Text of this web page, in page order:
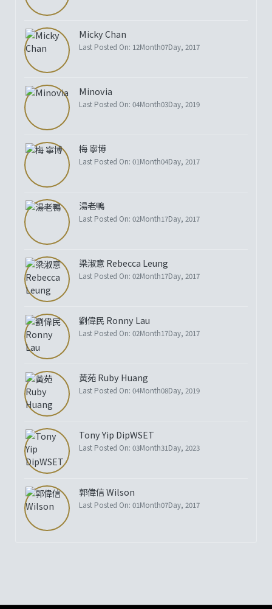
Micky Chan
Last Posted On: 12Month07Day, 2017
Minovia
Last Posted On: 04Month03Day, 2019
梅 寧博
Last Posted On: 01Month04Day, 2017
湯老鴨
Last Posted On: 02Month17Day, 2017
梁淑意 Rebecca Leung
Last Posted On: 02Month17Day, 2017
劉偉民 Ronny Lau
Last Posted On: 02Month17Day, 2017
黃苑 Ruby Huang
Last Posted On: 04Month08Day, 2019
Tony Yip DipWSET
Last Posted On: 03Month31Day, 2023
郭偉信 Wilson
Last Posted On: 01Month07Day, 2017